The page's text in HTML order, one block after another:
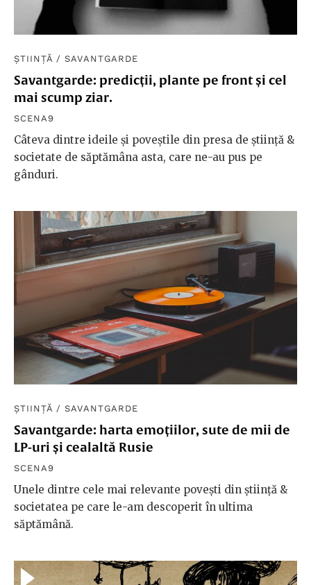
ȘTIINȚĂ /SAVANTGARDE
Savantgarde: predicții, plante pe front și cel
mai scump ziar.
SCENA9
Câteva dintre ideile și poveștile din presa de știință &
societate de săptămâna asta, care ne-au pus pe
gânduri.
ȘTIINȚĂ /SAVANTGARDE
Savantgarde: harta emoțiilor, sute de mii de
LP-uri și cealaltă Rusie
SCENA9
Unele dintre cele mai relevante povești din știință &
societatea pe care le-am descoperit în ultima
săptămână.